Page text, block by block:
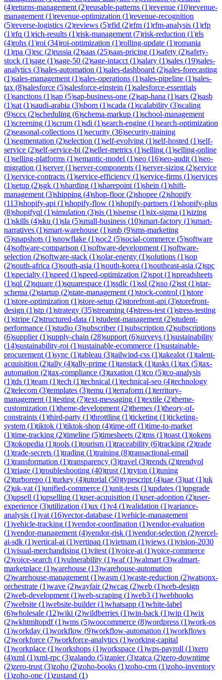
(4)returns-management (2)reusable-patterns (1)revenue (10)revenue-
management (1)revenue-optimization (1)revenue-recognition
(5)reverse-logistics (2)reviews (5)rfid (2)rfm (1)rfm-analysis (1)rfp
(1)rfq (1)rich-results (1)risk-management (7)risk-reduction (1)rls
(4)rohs (1)roi (34)roi-optimization (1)rolling-update (1)romania
(1)rpa (3)rsc (2)russia (2)saas (25)saas-pricing (1)safety (2)safety-
stock (1)sage (1)sage-50 (2)sage-intacct (1)salary (1)sales (19)sales-
analytics (3)sales-automation (1)sales-dashboard (2)sales-forecasting
(1)sales-management (1)sales-operations (1)sales-pipeline (1)sales-
tax (8)salesforce (5)salesforce-einstein (1)salesforce-essentials
(1)sanctions (1)sap (5)sap-business-one (2)sap-hana (1)sars (2)sasb
(1)sat (1)saudi-arabia (3)sbom (1)scada (1)scalability (3)scaling
(9)sccs (2)scheduling (6)schema-markup (1)school-management
(1)screening (1)scrum (1)sdi (1)search-engine (1)search-optimization
(2)seasonal-collections (1)security (36)security-training
(1)segmentation (2)selection (1)self-evolving (1)self-hosted (1)self-
service (2)self-service-bi (2)seller-metrics (1)selling (1)selling-online
(1)selling-platforms (1)semantic-model (1)seo (16)seo-audit (1)seo-
migration (1)server(1)server-components (1)server-sizing (2)service
(1)service-contracts (1)service-efficiency (1)service-firms (1)services
(1)setup (2)sgk (1)sharding (1)sharepoint (1)shein (1)shift-
management (3)shipping (4)shop-floor(2)shopee (2)shopify
(113)shopify-api (1)shopify-flow (1)shopify-partners (1)shopify-plus
(8)shopifyql (1)simulation (3)sis (1)sisense (1)six-sigma (1)sizing
(1)skills (4)sku (1)sla (5)small-business (10)smart-factory (1)smart-
narratives (1)smart-warehouse (1)smb (9)sms-marketing
(5)snapshots (1)snowflake (1)soc2 (5)social-commerce (5)software
(4)software-comparison (1)software-development (1)software-
selection (2)software-stack (1)solar-energy (1)solutions (1)sop
(2)south-africa (3)south-asia (1)south-korea (1)southeast-asia (2)spc
(1)specialty (1)speed (1)speed-optimization (2)spot (1)spreadsheets
(1)sql (2)square (1)squarespace (1)ssdlc (1)ssl (2)sso (2)sst (1)star-
schema (2)startup (2)state-management (1)stock-control (1)store
(1)store-optimization (1)store-setup (2)storefront-api (3)storefront-
design (1)stp (1)strategy (35)streaming (4)stress-test (1)stress-testing
(1)stripe (2)structured-data (1)student-management (2)student-
performance (1)studio (3)subscriber(1)subscription (2)subscriptions
(6)supplier(1)supply-chain (28)support (6)surveys (1)sustainability
(14)sustainability-roi (1)sustainable-ecommerce (1)sustainable-
procurement (1)sync (1)tableau (3)tailwind-css (1)takealot (1)talent-
acquisition (2)tally (4)tally-prime (1)tanstack (1)tasks (1)tax (5)tax-
automation (2)tax-compliance (3)taxation (1)tco (5)tco-analysis
(1)tds (1)team (1)tech (1)technical (1)technical-seo (4)technology
(2)telecom (3)templates (3)temu (1)terraform (1)territory-
management (1)testing (7)text-messaging (1)textile (2)theme-
customization (1)theme-development (2)themes (1)theory-of-
constraints (1)third-party (1)throttling (1)ticketing (1)ticketing-
system (1)tiktok (1)tiktok-shop (4)time-off(1)time-to-market
(1)time-tracking (2)timeline (5)timesheets (2)tms (1)toast (1)tokens
(3)tokopedia (1)tools (1)tourism (1)traceability (6)tracking (2)trade
(1)trade-secrets (1)trading (1)training (8)transactional-email
(1)transformation (1)transparency (3)travel (3)trends (2)trendyol
(1)triage (1)troubleshooting (40)trust (1)tryton (1)tuning
(2)turborepo (1)turkey (4)tutorial (50)typescript (4)uae (3)uat (1)uk
(2)uk-vat (1)unified-commerce (1)unit-tests (1)updates (1)upgrade
(3)upsell (1)upselling (1)user-acquisition (1)user-adoption (2)user-
experience (3)utilization (1)ux (1)v4 (1)validation (1)variance-
analysis (1)vat (16)vector-database (1)vehicle-management
(1)vehicle-tracking (1)vendor-coordination (1)vendor-evaluation
(1)vendor-management (4)vendor-risk (1)vendor-selection (2)vercel-
ai-sdk (1)vertical-ai (1)vertipaq (1)vietnam (1)views (1)vision-2030
(1)visual-merchandising (1)vitest (1)voice-ai (1)voice-commerce
(2)voice-search (1)vulnerability (1)waf(1)walmart (3)walmart-
marketplace (1)warehouse (13)warehouse-automation
(2)warehouse-management (1)wasm (1)waste-reduction (2)watsonx-
orchestrate (1)wave (2)wayfair(2)wcag (2)web (1)web-design
(2)web-development (1)web-scraping (1)web3 (1)webhooks
(7)website (1)website-builder(1)whatsapp (1)white-label
(6)wholesale (12)wiki (2)wildberries (1)win-back (1)wip (1)wix
(2)wkhtmltopdf(1)wms (5)woocommerce (8)wordpress (1)work-os
(1)workday (1)workflow (9)workflow-automation (1)workflows
(2)workforce (7)workforce-analytics (1)working-capital
(1)workplace (1)workshops (1)workspace (1)wps-payroll (1)xero
(4)xml (1)xml-rpc (3)zalando (5)zapier(3)zatca (2)zero-downtime
(2)zero-trust (3)zoho (2)zoho-books (1)zoho-crm (1)zoho-inventory
(1)zoho-one (1)zustand (1)